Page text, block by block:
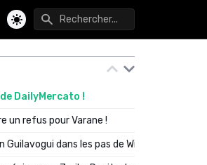
Changer de thème
DailyMercato !
un refus pour Varane !
Guilavogui dans les pas de Will Still ?